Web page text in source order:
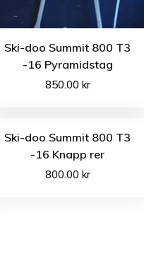
Ski-doo Summit 800 T3
-16 Pyramidstag
850.00 kr
Ski-doo Summit 800 T3
-16 Knapp rer
800.00 kr